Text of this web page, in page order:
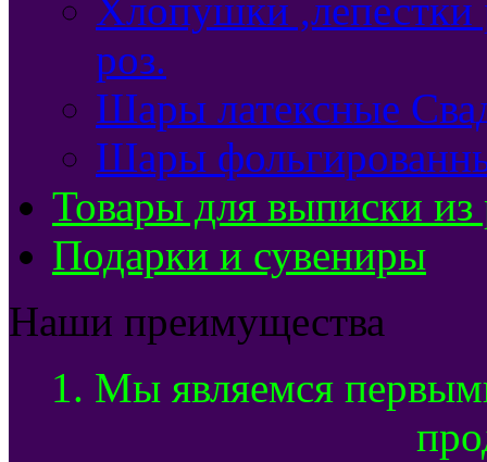
Хлопушки ,лепестки
роз.
Шары латексные
Шары
Товары для выписки из
Подарки и сувениры
Наши преимущества
1. Мы являемся